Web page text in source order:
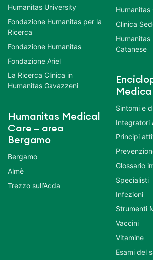
Humanitas University
Fondazione Humanitas per la
Ricerca
Fondazione Humanitas
Fondazione Ariel
La Ricerca Clinica in
Humanitas Gavazzeni
Humanitas Medical
Care – area
Bergamo
Bergamo
Almè
Trezzo sull’Adda
Humanitas
Clinica
Humanitas
Catanese
Medica
Sintomi e
Integratori
Principi
Glossario
Specialisti
Infezioni
Strumenti
Vaccini
Vitamine
Esami del